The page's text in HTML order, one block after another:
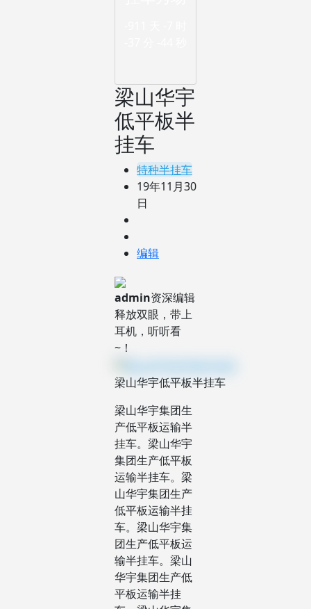
梁山华宇
低平板半
挂车
特种半挂车
19年11月30
日
编辑
admin资深编辑
释放双眼，带上
耳机，听听看
~！
梁山华宇低平板半挂车
梁山华宇集团生
产低平板运输半
挂车。梁山华宇
集团生产低平板
运输半挂车。梁
山华宇集团生产
低平板运输半挂
车。梁山华宇集
团生产低平板运
输半挂车。梁山
华宇集团生产低
平板运输半挂